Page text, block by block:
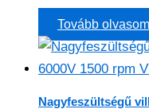
Tovább olvasom
Nagyfeszültségű